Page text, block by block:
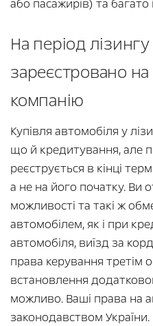
або пасажирів) та багато
На період
зареєстровано на
компанію
Купівля автомобіля у
що й кредитування, але
реєструється в кінці
а не на його початку. Ви
можливості та такі ж
автомобілем, як і при
автомобіля, виїзд за
права керування третім
встановлення
можливо. Ваші права на
законодавством